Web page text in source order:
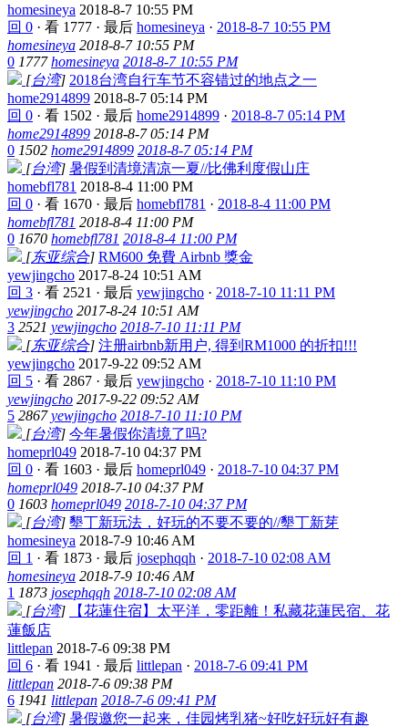
homesineya 2018-8-7 10:55 PM
回 0 · 看 1777 · 最后 homesineya · 2018-8-7 10:55 PM
homesineya 2018-8-7 10:55 PM
0 1777 homesineya 2018-8-7 10:55 PM
[台湾] 2018台湾自行车节不容错过的地点之一
home2914899 2018-8-7 05:14 PM
回 0 · 看 1502 · 最后 home2914899 · 2018-8-7 05:14 PM
home2914899 2018-8-7 05:14 PM
0 1502 home2914899 2018-8-7 05:14 PM
[台湾] 暑假到清境清凉一夏//比佛利度假山庄
homebfl781 2018-8-4 11:00 PM
回 0 · 看 1670 · 最后 homebfl781 · 2018-8-4 11:00 PM
homebfl781 2018-8-4 11:00 PM
0 1670 homebfl781 2018-8-4 11:00 PM
[东亚综合] RM600 免費 Airbnb 獎金
yewjingcho 2017-8-24 10:51 AM
回 3 · 看 2521 · 最后 yewjingcho · 2018-7-10 11:11 PM
yewjingcho 2017-8-24 10:51 AM
3 2521 yewjingcho 2018-7-10 11:11 PM
[东亚综合] 注册airbnb新用户, 得到RM1000 的折扣!!!
yewjingcho 2017-9-22 09:52 AM
回 5 · 看 2867 · 最后 yewjingcho · 2018-7-10 11:10 PM
yewjingcho 2017-9-22 09:52 AM
5 2867 yewjingcho 2018-7-10 11:10 PM
[台湾] 今年暑假你清境了吗?
homeprl049 2018-7-10 04:37 PM
回 0 · 看 1603 · 最后 homeprl049 · 2018-7-10 04:37 PM
homeprl049 2018-7-10 04:37 PM
0 1603 homeprl049 2018-7-10 04:37 PM
[台湾] 墾丁新玩法，好玩的不要不要的//墾丁新芽
homesineya 2018-7-9 10:46 AM
回 1 · 看 1873 · 最后 josephqqh · 2018-7-10 02:08 AM
homesineya 2018-7-9 10:46 AM
1 1873 josephqqh 2018-7-10 02:08 AM
[台湾]
【花蓮住宿】太平洋，零距離！私藏花蓮民宿、花
蓮飯店
littlepan 2018-7-6 09:38 PM
回 6 · 看 1941 · 最后 littlepan · 2018-7-6 09:41 PM
littlepan 2018-7-6 09:38 PM
6 1941 littlepan 2018-7-6 09:41 PM
[台湾] 暑假邀您一起来，佳园烤乳猪~好吃好玩好有趣